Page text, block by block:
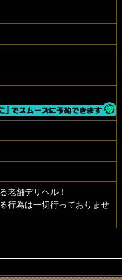
老舗デリヘル！
行為は一切行っておりませ